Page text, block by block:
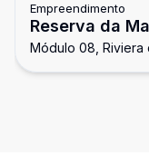
Empreendimento
Reserva da
Módulo 08, Riviera